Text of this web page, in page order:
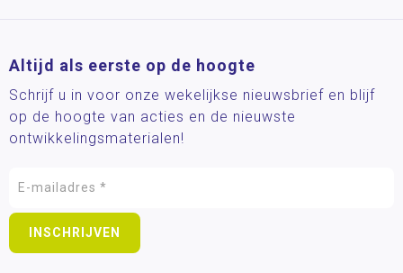
Altijd als eerste op de hoogte
Schrijf u in voor onze wekelijkse nieuwsbrief en blijf
op de hoogte van acties en de nieuwste
ontwikkelingsmaterialen!